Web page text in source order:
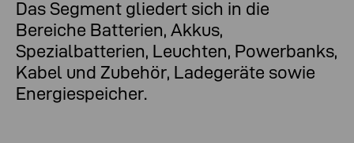
Das Segment gliedert sich in die
Bereiche Batterien, Akkus,
Spezialbatterien, Leuchten, Powerbanks,
Kabel und Zubehör, Ladegeräte sowie
Energiespeicher.